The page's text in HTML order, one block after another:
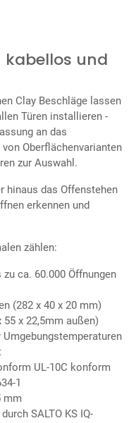
kabellos und
Clay Beschläge lassen
Türen installieren -
an das
Oberflächenvarianten
zur Auswahl.
hinaus das Offenstehen
erkennen und
zählen:
ca. 60.000 Öffnungen
(282 x 40 x 20 mm)
55 x 22,5mm außen)
Umgebungstemperaturen
UL-10C konform
1
mm
SALTO KS IQ-